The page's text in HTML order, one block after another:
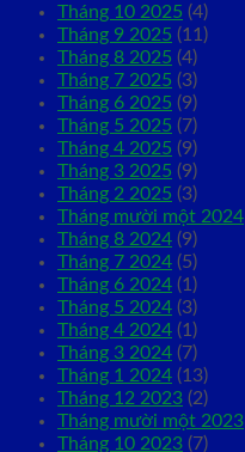
Tháng 10 2025 (4)
Tháng 9 2025 (11)
Tháng 8 2025 (4)
Tháng 7 2025 (3)
Tháng 6 2025 (9)
Tháng 5 2025 (7)
Tháng 4 2025 (9)
Tháng 3 2025 (9)
Tháng 2 2025 (3)
Tháng mười một 2024
Tháng 8 2024 (9)
Tháng 7 2024 (5)
Tháng 6 2024 (1)
Tháng 5 2024 (3)
Tháng 4 2024 (1)
Tháng 3 2024 (7)
Tháng 1 2024 (13)
Tháng 12 2023 (2)
Tháng mười một 2023
Tháng 10 2023 (7)